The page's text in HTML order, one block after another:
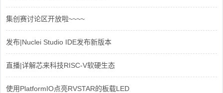
集创赛讨论区开放啦~~~~
发布|Nuclei Studio IDE发布新版本
直播|详解芯来科技RISC-V软硬生态
使用PlatformIO点亮RVSTAR的板载LED